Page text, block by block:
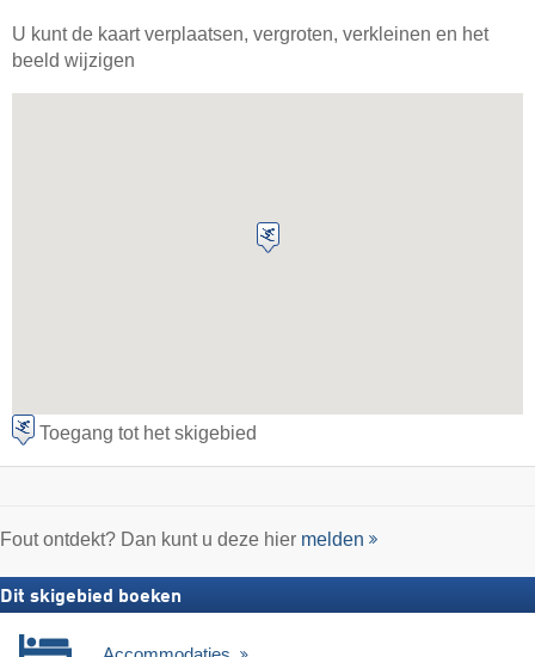
U kunt de kaart verplaatsen, vergroten, verkleinen en het
beeld wijzigen
Toegang tot het skigebied
Fout ontdekt? Dan kunt u deze hier melden
Dit skigebied boeken